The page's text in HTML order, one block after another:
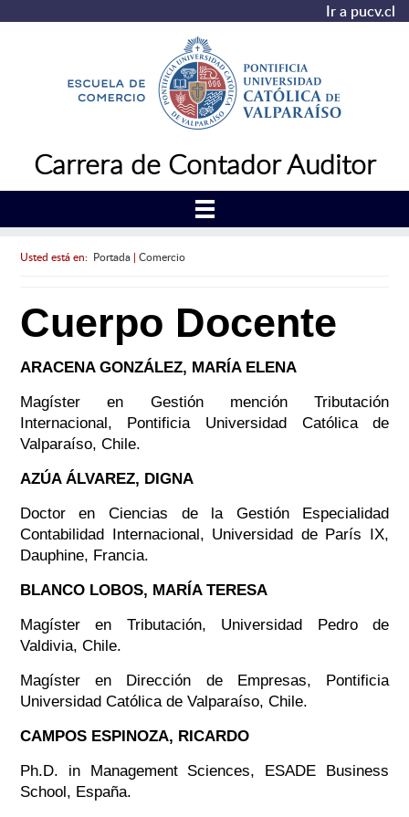
Ir a pucv.cl
Carrera de Contador Auditor
Usted está en: Portada| Comercio
Cuerpo Docente
ARACENA GONZÁLEZ, MARÍA ELENA
Magíster en Gestión mención Tributación
Internacional, Pontificia Universidad Católica de
Valparaíso, Chile.
AZÚA ÁLVAREZ, DIGNA
Doctor en Ciencias de la Gestión Especialidad
Contabilidad Internacional, Universidad de París IX,
Dauphine, Francia.
BLANCO LOBOS, MARÍA TERESA
Magíster en Tributación, Universidad Pedro de
Valdivia, Chile.
Magíster en Dirección de Empresas, Pontificia
Universidad Católica de Valparaíso, Chile.
CAMPOS ESPINOZA, RICARDO
Ph.D. in Management Sciences, ESADE Business
School, España.